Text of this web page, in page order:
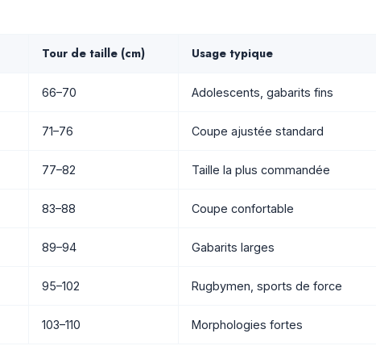
Tour de taille (cm) Usage typique
66–70 Adolescents, gabarits fins
71–76 Coupe ajustée standard
77–82 Taille la plus commandée
83–88 Coupe confortable
89–94 Gabarits larges
95–102 Rugbymen, sports de force
103–110 Morphologies fortes